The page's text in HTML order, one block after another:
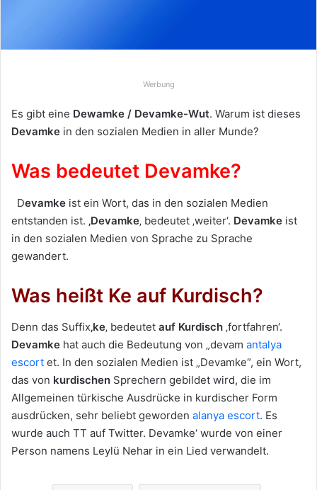
-
l
Werbung
Es gibt eine Dewamke / Devamke-Wut. Warum ist dieses
Devamke in den sozialen Medien in aller Munde?
Was bedeutet Devamke?
Devamke ist ein Wort, das in den sozialen Medien
entstanden ist. ‚Devamke‚ bedeutet ‚weiter‘. Devamke ist
in den sozialen Medien von Sprache zu Sprache
gewandert.
Was heißt Ke auf Kurdisch?
Denn das Suffix‚ke‚ bedeutet auf Kurdisch ‚fortfahren‘.
Devamke hat auch die Bedeutung von „devam antalya
escort et. In den sozialen Medien ist „Devamke“, ein Wort,
das von kurdischen Sprechern gebildet wird, die im
Allgemeinen türkische Ausdrücke in kurdischer Form
ausdrücken, sehr beliebt geworden alanya escort. Es
wurde auch TT auf Twitter. Devamke‘ wurde von einer
Person namens Leylü Nehar in ein Lied verwandelt.